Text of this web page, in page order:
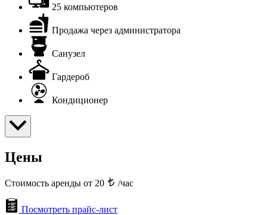
25 компьютеров
Продажа через администратора
Санузел
Гардероб
Кондиционер
Цены
Стоимость аренды от 20 /час
Посмотреть прайс-лист